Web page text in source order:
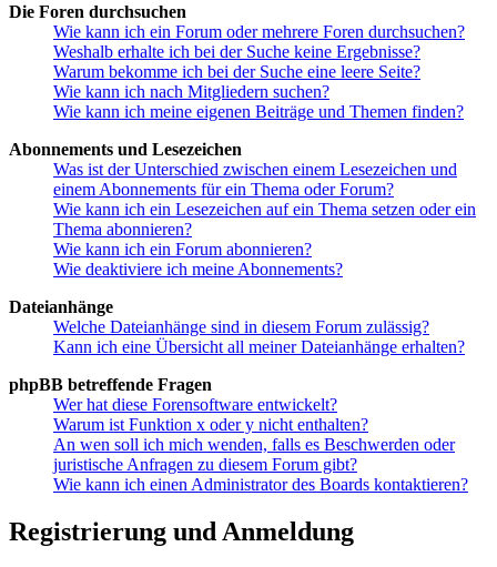
Die Foren durchsuchen
Wie kann ich ein Forum oder mehrere Foren durchsuchen?
Weshalb erhalte ich bei der Suche keine Ergebnisse?
Warum bekomme ich bei der Suche eine leere Seite?
Wie kann ich nach Mitgliedern suchen?
Wie kann ich meine eigenen Beiträge und Themen finden?
Abonnements und Lesezeichen
Was ist der Unterschied zwischen einem Lesezeichen und
einem Abonnements für ein Thema oder Forum?
Wie kann ich ein Lesezeichen auf ein Thema setzen oder ein
Thema abonnieren?
Wie kann ich ein Forum abonnieren?
Wie deaktiviere ich meine Abonnements?
Dateianhänge
Welche Dateianhänge sind in diesem Forum zulässig?
Kann ich eine Übersicht all meiner Dateianhänge erhalten?
phpBB betreffende Fragen
Wer hat diese Forensoftware entwickelt?
Warum ist Funktion x oder y nicht enthalten?
An wen soll ich mich wenden, falls es Beschwerden oder
juristische Anfragen zu diesem Forum gibt?
Wie kann ich einen Administrator des Boards kontaktieren?
Registrierung und Anmeldung